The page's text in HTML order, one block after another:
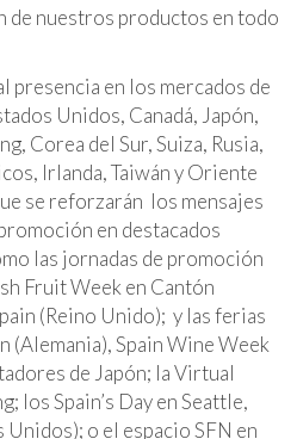
de nuestros productos en todo
presencia en los mercados de
Unidos, Canadá, Japón,
Corea del Sur, Suiza, Rusia,
Irlanda, Taiwán y Oriente
se reforzarán los mensajes
en destacados
las jornadas de promoción
Fruit Week en Cantón
(Reino Unido); y las ferias
(Alemania), Spain Wine Week
de Japón; la Virtual
los Spain’s Day en Seattle,
o el espacio SFN en